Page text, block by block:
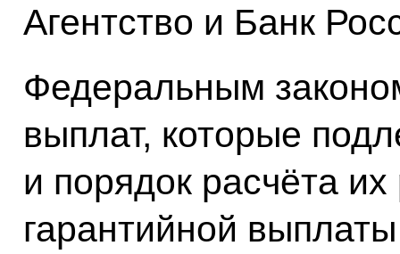
Агентство и Банк
Федеральным
выплат, которые
и порядок расчёта
гарантийной